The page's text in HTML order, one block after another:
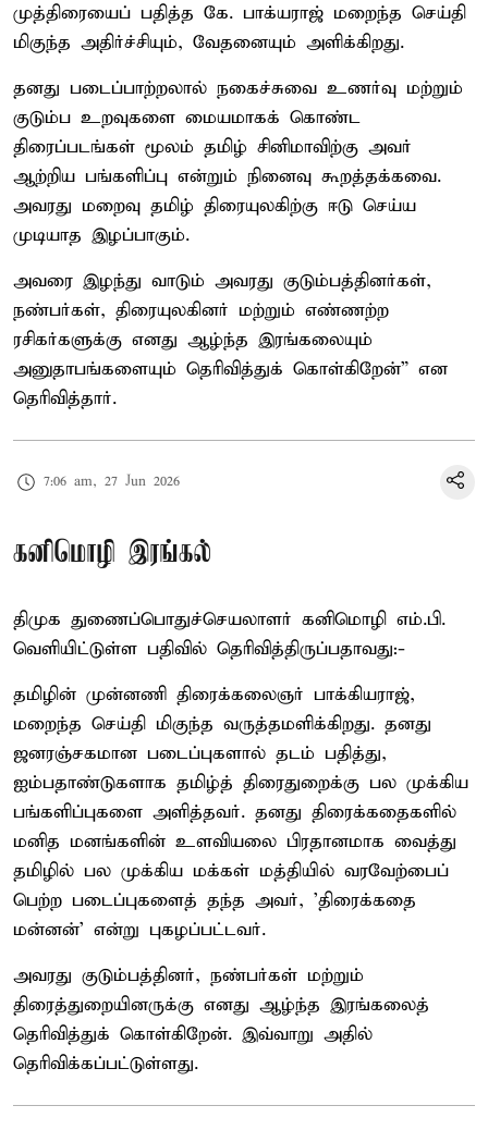
முத்திரையைப் பதித்த கே. பாக்யராஜ் மறைந்த செய்தி
மிகுந்த அதிர்ச்சியும், வேதனையும் அளிக்கிறது.
தனது படைப்பாற்றலால் நகைச்சுவை உணர்வு மற்றும்
குடும்ப உறவுகளை மையமாகக் கொண்ட
திரைப்படங்கள் மூலம் தமிழ் சினிமாவிற்கு அவர்
ஆற்றிய பங்களிப்பு என்றும் நினைவு கூறத்தக்கவை.
அவரது மறைவு தமிழ் திரையுலகிற்கு ஈடு செய்ய
முடியாத இழப்பாகும்.
அவரை இழந்து வாடும் அவரது குடும்பத்தினர்கள்,
நண்பர்கள், திரையுலகினர் மற்றும் எண்ணற்ற
ரசிகர்களுக்கு எனது ஆழ்ந்த இரங்கலையும்
அனுதாபங்களையும் தெரிவித்துக் கொள்கிறேன்” என
தெரிவித்தார்.
7:06 am, 27 Jun 2026
கனிமொழி இரங்கல்
திமுக துணைப்பொதுச்செயலாளர் கனிமொழி எம்.பி.
வெளியிட்டுள்ள பதிவில் தெரிவித்திருப்பதாவது:-
தமிழின் முன்னணி திரைக்கலைஞர் பாக்கியராஜ்,
மறைந்த செய்தி மிகுந்த வருத்தமளிக்கிறது. தனது
ஜனரஞ்சகமான படைப்புகளால் தடம் பதித்து,
ஐம்பதாண்டுகளாக தமிழ்த் திரைதுறைக்கு பல முக்கிய
பங்களிப்புகளை அளித்தவர். தனது திரைக்கதைகளில்
மனித மனங்களின் உளவியலை பிரதானமாக வைத்து
தமிழில் பல முக்கிய மக்கள் மத்தியில் வரவேற்பைப்
பெற்ற படைப்புகளைத் தந்த அவர், 'திரைக்கதை
மன்னன்' என்று புகழப்பட்டவர்.
அவரது குடும்பத்தினர், நண்பர்கள் மற்றும்
திரைத்துறையினருக்கு எனது ஆழ்ந்த இரங்கலைத்
தெரிவித்துக் கொள்கிறேன். இவ்வாறு அதில்
தெரிவிக்கப்பட்டுள்ளது.